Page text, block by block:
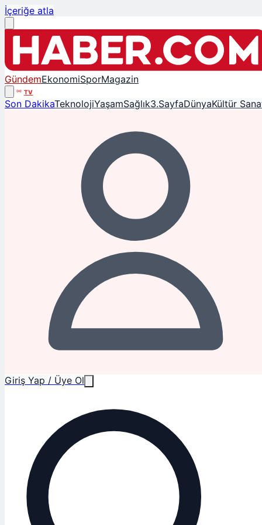
İçeriğe atla
GündemEkonomiSporMagazin
TV
Son DakikaTeknolojiYaşamSağlık3.SayfaDünyaKültür
Giriş Yap / Üye Ol